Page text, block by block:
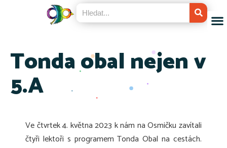
Tonda obal nejen v
5.A
Ve čtvrtek 4. května 2023 k nám na Osmičku zavítali
čtyři lektoři s programem Tonda Obal na cestách.